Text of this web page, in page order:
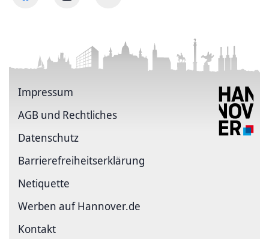
Impressum
AGB und Rechtliches
Datenschutz
Barriere­freiheits­erklärung
Netiquette
Werben auf Hannover.de
Kontakt